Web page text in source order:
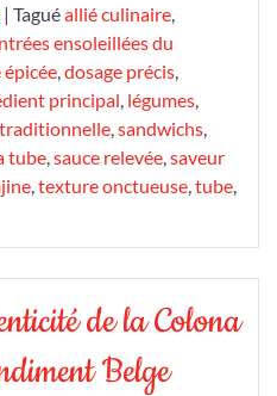
| Taguéallié culinaire
ensoleillées du
dosage précis
principal légumes
sandwichs
tube sauce relevée saveur
texture onctueuse tube
de la Colona
Belge